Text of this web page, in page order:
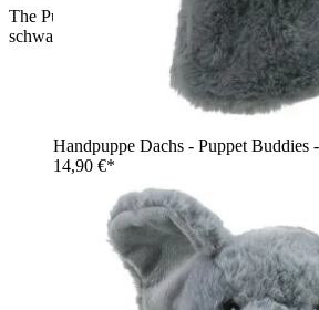
The Puppet Company Baby-Handpuppe
schwarzer Affe mit beigem Gesicht,
Handpuppe Dachs - Puppet Buddies
14,90 €*